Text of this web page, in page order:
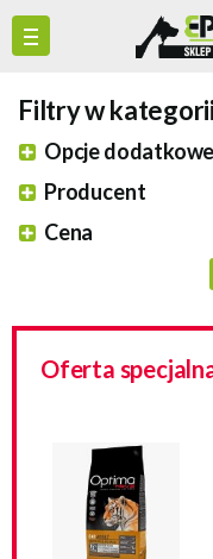
Filtry w
Opcje dodatkowe
Producent
Cena
Oferta